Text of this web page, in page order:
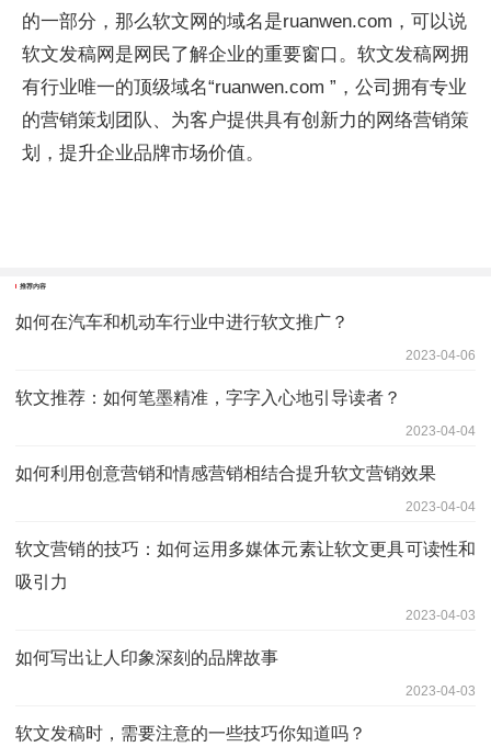
的一部分，那么软文网的域名是ruanwen.com，可以说
软文发稿网是网民了解企业的重要窗口。软文发稿网拥
有行业唯一的顶级域名“ruanwen.com ”，公司拥有专业
的营销策划团队、为客户提供具有创新力的网络营销策
划，提升企业品牌市场价值。
推荐内容
如何在汽车和机动车行业中进行软文推广？
2023-04-06
软文推荐：如何笔墨精准，字字入心地引导读者？
2023-04-04
如何利用创意营销和情感营销相结合提升软文营销效果
2023-04-04
软文营销的技巧：如何运用多媒体元素让软文更具可读性和
吸引力
2023-04-03
如何写出让人印象深刻的品牌故事
2023-04-03
软文发稿时，需要注意的一些技巧你知道吗？